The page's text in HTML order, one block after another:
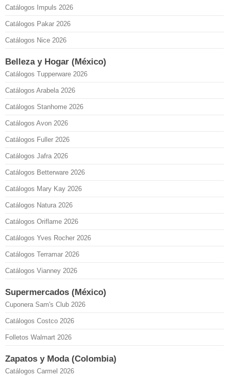
Catálogos Impuls 2026
Catálogos Pakar 2026
Catálogos Nice 2026
Belleza y Hogar (México)
Catálogos Tupperware 2026
Catálogos Arabela 2026
Catálogos Stanhome 2026
Catálogos Avon 2026
Catálogos Fuller 2026
Catálogos Jafra 2026
Catálogos Betterware 2026
Catálogos Mary Kay 2026
Catálogos Natura 2026
Catálogos Oriflame 2026
Catálogos Yves Rocher 2026
Catálogos Terramar 2026
Catálogos Vianney 2026
Supermercados (México)
Cuponera Sam's Club 2026
Catálogos Costco 2026
Folletos Walmart 2026
Zapatos y Moda (Colombia)
Catálogos Carmel 2026